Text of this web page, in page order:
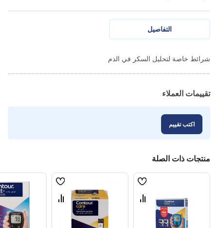
التفاصيل
شرائط خاصة لتحليل السكر في الدم
تقييمات العملاء
اكتب تقييم
منتجات ذات الصلة
قائمة
قارن
قائمة
قارن